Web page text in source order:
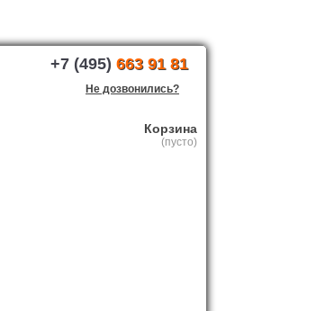
+7 (495) 663 91 81
Не дозвонились?
Корзина
(пусто)